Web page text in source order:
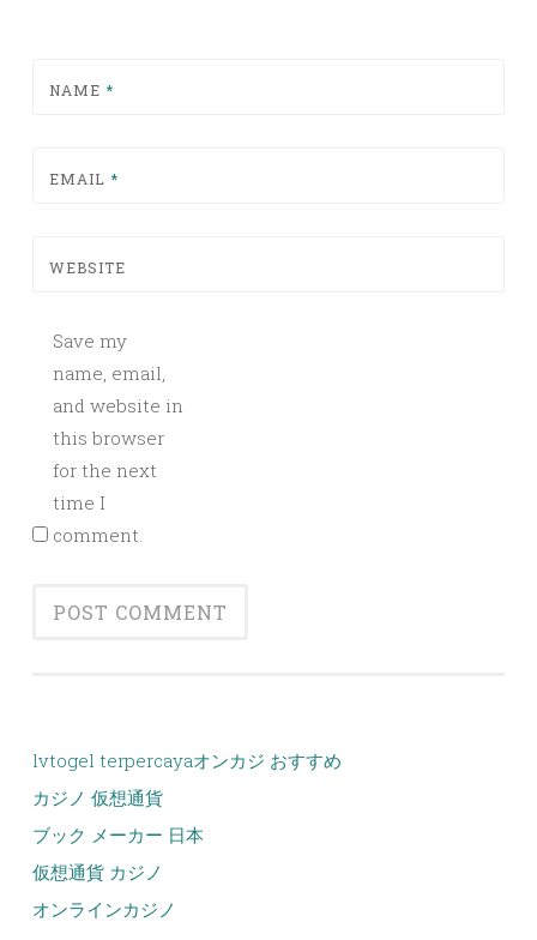
NAME *
EMAIL *
WEBSITE
Save my
name, email,
and website in
this browser
for the next
time I
comment.
lvtogel terpercayaオンカジ おすすめ
カジノ 仮想通貨
ブック メーカー 日本
仮想通貨 カジノ
オンラインカジノ